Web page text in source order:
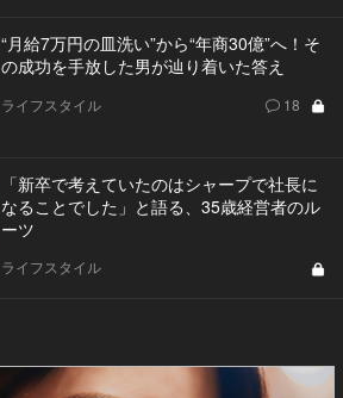
“月給7万円の皿洗い”から“年商30億”へ！そ
の成功を手放した男が辿り着いた答え
ライフスタイル 18
「新卒で考えていたのはシャープで社長に
なることでした」と語る、35歳経営者のル
ーツ
ライフスタイル